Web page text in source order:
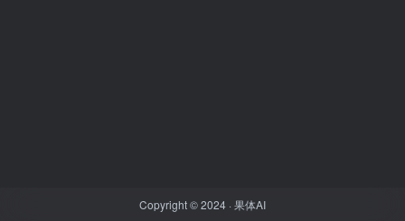
Copyright © 2024 ·果体AI